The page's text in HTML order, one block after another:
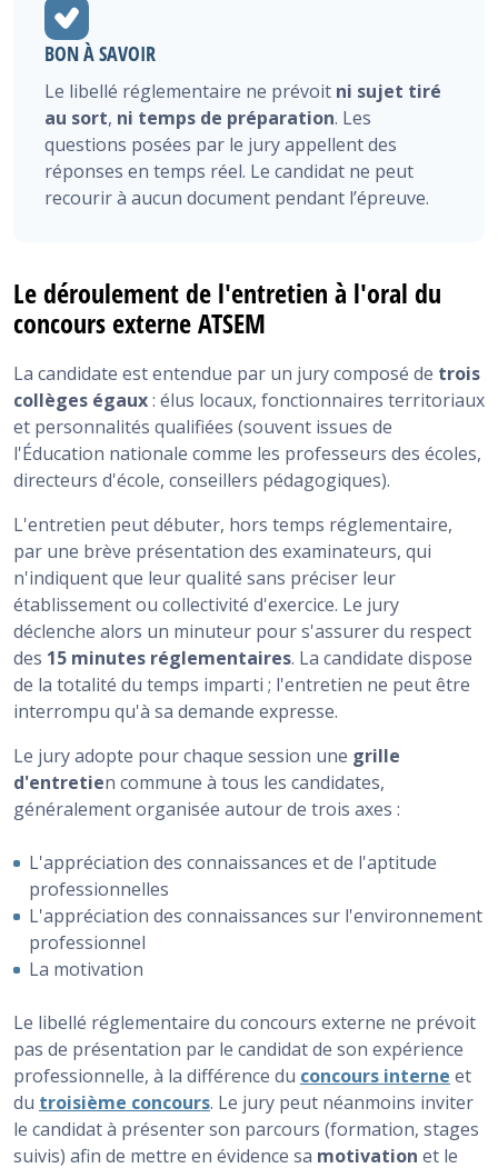
BON À SAVOIR
Le libellé réglementaire ne prévoit ni sujet tiré
au sort, ni temps de préparation. Les
questions posées par le jury appellent des
réponses en temps réel. Le candidat ne peut
recourir à aucun document pendant l’épreuve.
Le déroulement de l'entretien à l'oral du
concours externe ATSEM
La candidate est entendue par un jury composé de trois
collèges égaux: élus locaux, fonctionnaires territoriaux
et personnalités qualifiées (souvent issues de
l'Éducation nationale comme les professeurs des écoles,
directeurs d'école, conseillers pédagogiques).
L'entretien peut débuter, hors temps réglementaire,
par une brève présentation des examinateurs, qui
n'indiquent que leur qualité sans préciser leur
établissement ou collectivité d'exercice. Le jury
déclenche alors un minuteur pour s'assurer du respect
des 15 minutes réglementaires. La candidate dispose
de la totalité du temps imparti ; l'entretien ne peut être
interrompu qu'à sa demande expresse.
Le jury adopte pour chaque session une grille
d'entretien commune à tous les candidates,
généralement organisée autour de trois axes :
L'appréciation des connaissances et de l'aptitude
professionnelles
L'appréciation des connaissances sur l'environnement
professionnel
La motivation
Le libellé réglementaire du concours externe ne prévoit
pas de présentation par le candidat de son expérience
professionnelle, à la différence du concours interne et
du troisième concours. Le jury peut néanmoins inviter
le candidat à présenter son parcours (formation, stages
suivis) afin de mettre en évidence sa motivation et le